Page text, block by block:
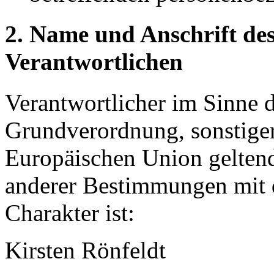
2. Name und Anschrift
Verantwortlichen
Verantwortlicher im Sinne
Grundverordnung,
Europäischen Union
anderer Bestimmungen
Charakter ist:
Kirsten Rönfeldt